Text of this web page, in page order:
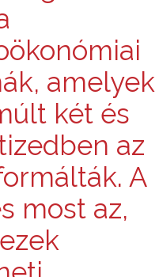
amelyek
két és
az
A
most az,